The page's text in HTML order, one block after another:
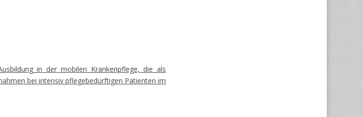
in der mobilen Krankenpflege, die als
bei intensiv pflegebedürftigen Patienten im